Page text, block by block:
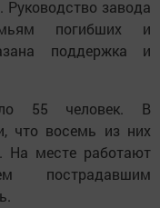
Руководство завода
погибших и
поддержка и
55 человек. В
что восемь из них
На месте работают
пострадавшим